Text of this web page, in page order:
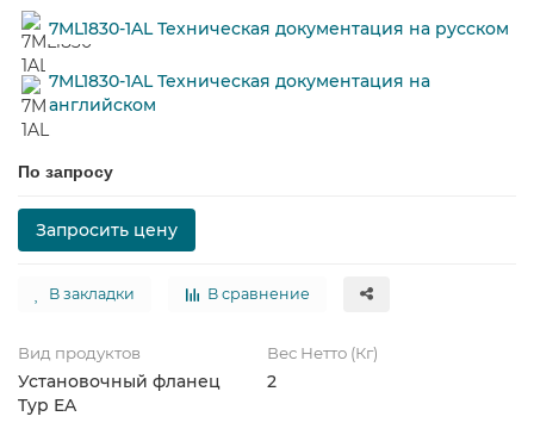
7ML1830-1AL Техническая документация на русском
7ML1830-1AL Техническая документация на
английском
По запросу
Запросить цену
В закладки В сравнение
Вид продуктов
Установочный фланец
Typ EA
Вес Нетто (Кг)
2